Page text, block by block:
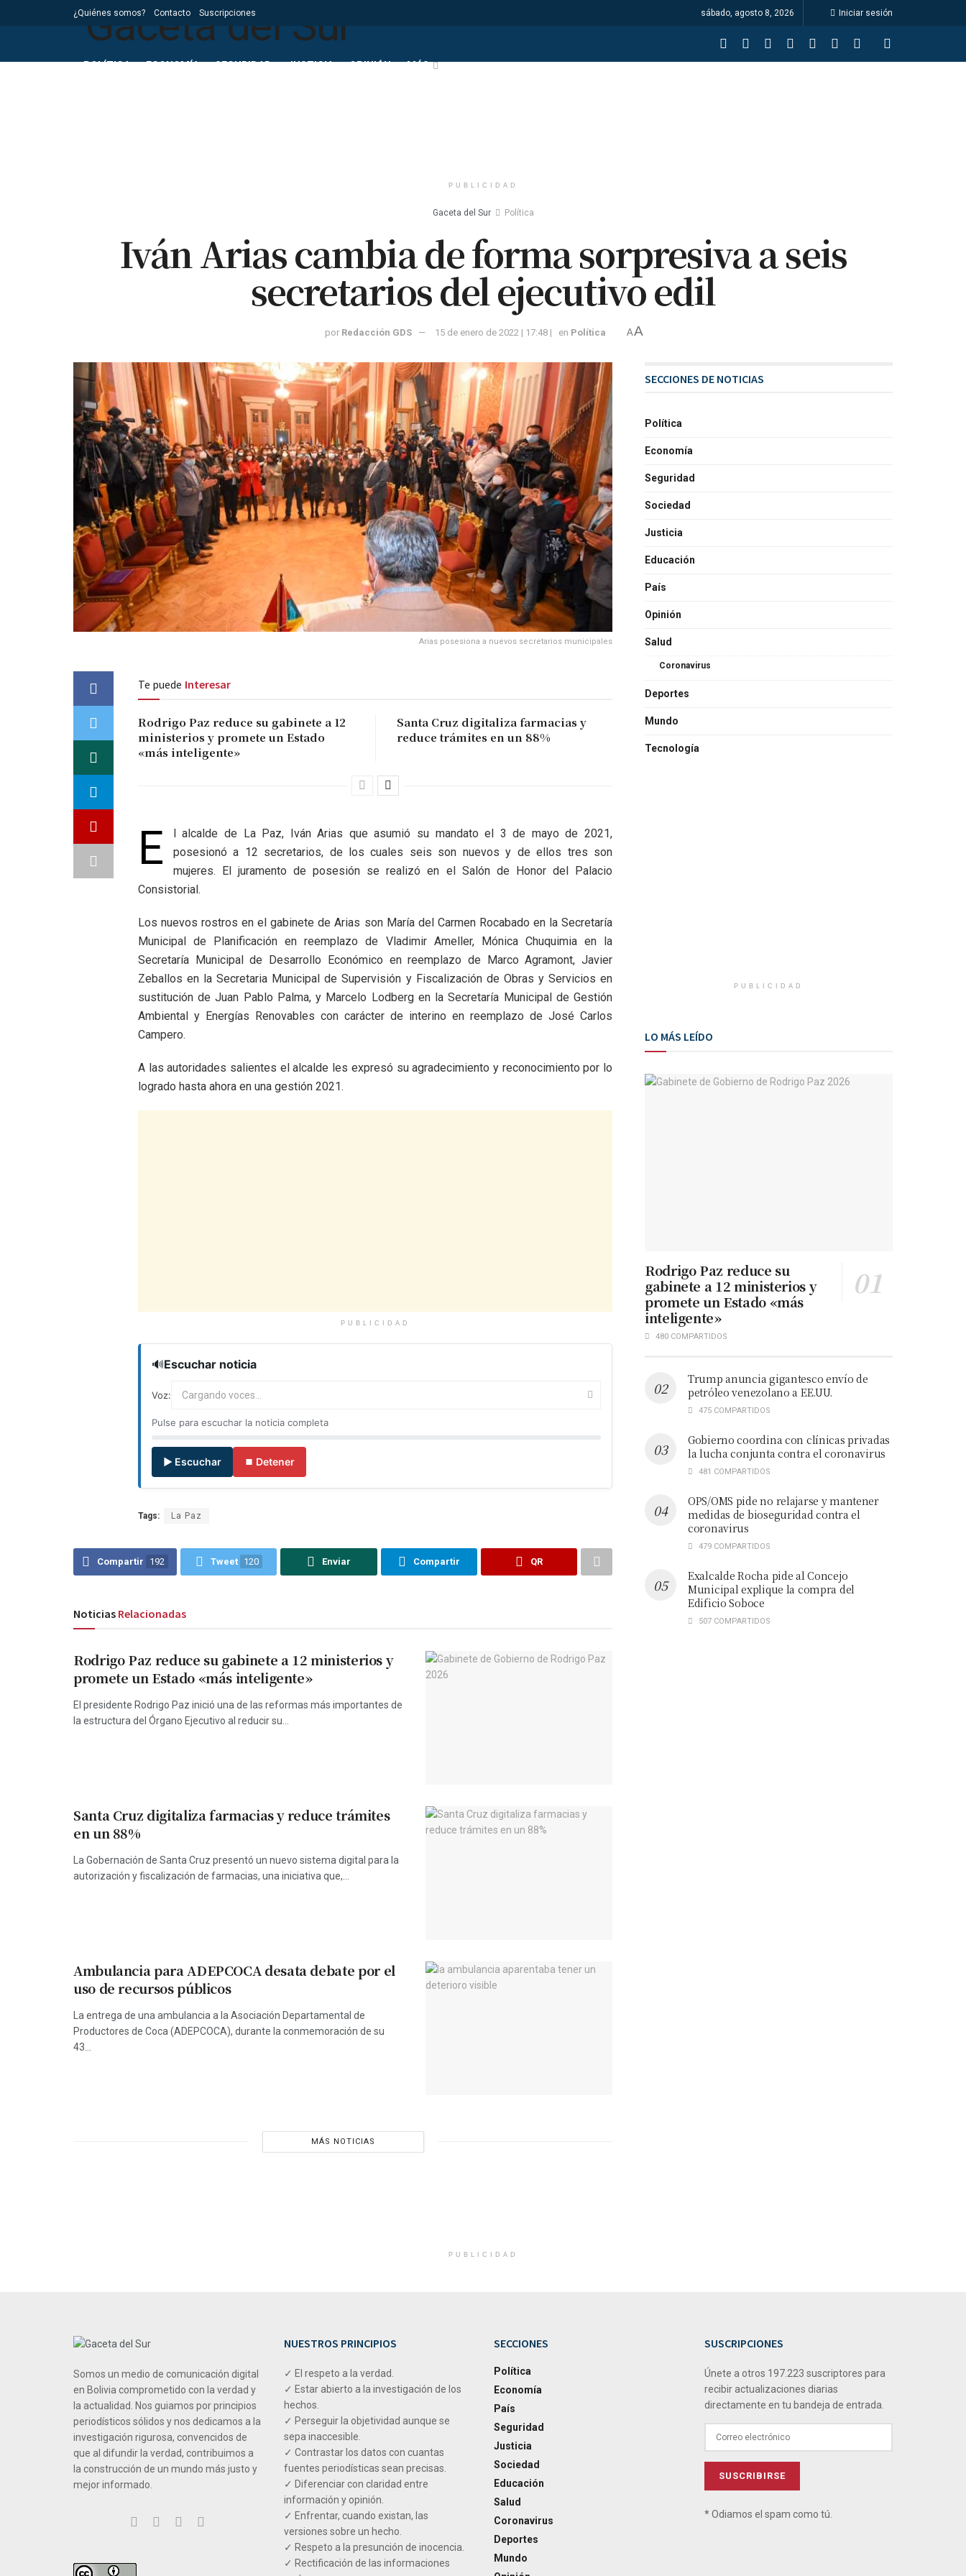
¿Quiénes somos? Contacto Suscripciones sábado, agosto 8, 2026 Iniciar sesión
POLÍTICA ECONOMÍA SEGURIDAD JUSTICIA OPINIÓN MÁS
PUBLICIDAD
Gaceta del Sur Política
Iván Arias cambia de forma sorpresiva a seis
secretarios del ejecutivo edil
por Redacción GDS 15 de enero de 2022 | 17:48 | en Política AA
Arias posesiona a nuevos secretarios municipales
Te puede Interesar
Rodrigo Paz reduce su gabinete a 12
ministerios y promete un Estado
«más inteligente»
Santa Cruz digitaliza farmacias y
reduce trámites en un 88%
E
l alcalde de La Paz, Iván Arias que asumió su mandato el 3 de mayo de 2021,
posesionó a 12 secretarios, de los cuales seis son nuevos y de ellos tres son
mujeres. El juramento de posesión se realizó en el Salón de Honor del Palacio
Consistorial.
Los nuevos rostros en el gabinete de Arias son María del Carmen Rocabado en la Secretaría
Municipal de Planificación en reemplazo de Vladimir Ameller, Mónica Chuquimia en la
Secretaría Municipal de Desarrollo Económico en reemplazo de Marco Agramont, Javier
Zeballos en la Secretaria Municipal de Supervisión y Fiscalización de Obras y Servicios en
sustitución de Juan Pablo Palma, y Marcelo Lodberg en la Secretaría Municipal de Gestión
Ambiental y Energías Renovables con carácter de interino en reemplazo de José Carlos
Campero.
A las autoridades salientes el alcalde les expresó su agradecimiento y reconocimiento por lo
logrado hasta ahora en una gestión 2021.
PUBLICIDAD
🔊Escuchar noticia
Voz: Cargando voces...
Pulse para escuchar la noticia completa
▶ Escuchar ⏹ Detener
Tags: La Paz
Compartir 192 Tweet 120 Enviar Compartir QR
Noticias Relacionadas
Rodrigo Paz reduce su gabinete a 12 ministerios y
promete un Estado «más inteligente»
El presidente Rodrigo Paz inició una de las reformas más importantes de
la estructura del Órgano Ejecutivo al reducir su...
Santa Cruz digitaliza farmacias y reduce trámites
en un 88%
La Gobernación de Santa Cruz presentó un nuevo sistema digital para la
autorización y fiscalización de farmacias, una iniciativa que,...
Ambulancia para ADEPCOCA desata debate por el
uso de recursos públicos
La entrega de una ambulancia a la Asociación Departamental de
Productores de Coca (ADEPCOCA), durante la conmemoración de su
43...
MÁS NOTICIAS
SECCIONES DE NOTICIAS
Política
Economía
Seguridad
Sociedad
Justicia
Educación
País
Opinión
Salud
Coronavirus
Deportes
Mundo
Tecnología
PUBLICIDAD
LO MÁS LEÍDO
Rodrigo Paz reduce su
gabinete a 12 ministerios y
promete un Estado «más
inteligente»
480 COMPARTIDOS
Trump anuncia gigantesco envío de
petróleo venezolano a EE.UU.
475 COMPARTIDOS
Gobierno coordina con clínicas privadas
la lucha conjunta contra el coronavirus
481 COMPARTIDOS
OPS/OMS pide no relajarse y mantener
medidas de bioseguridad contra el
coronavirus
479 COMPARTIDOS
Exalcalde Rocha pide al Concejo
Municipal explique la compra del
Edificio Soboce
507 COMPARTIDOS
PUBLICIDAD
Somos un medio de comunicación digital
en Bolivia comprometido con la verdad y
la actualidad. Nos guiamos por principios
periodísticos sólidos y nos dedicamos a la
investigación rigurosa, convencidos de
que al difundir la verdad, contribuimos a
la construcción de un mundo más justo y
mejor informado.
NUESTROS PRINCIPIOS
✓ El respeto a la verdad.
✓ Estar abierto a la investigación de los
hechos.
✓ Perseguir la objetividad aunque se
sepa inaccesible.
✓ Contrastar los datos con cuantas
fuentes periodísticas sean precisas.
✓ Diferenciar con claridad entre
información y opinión.
✓ Enfrentar, cuando existan, las
versiones sobre un hecho.
✓ Respeto a la presunción de inocencia.
✓ Rectificación de las informaciones
SECCIONES
Política
Economía
País
Seguridad
Justicia
Sociedad
Educación
Salud
Coronavirus
Deportes
Mundo
SUSCRIPCIONES
Únete a otros 197.223 suscriptores para
recibir actualizaciones diarias
directamente en tu bandeja de entrada.
* Odiamos el spam como tú.